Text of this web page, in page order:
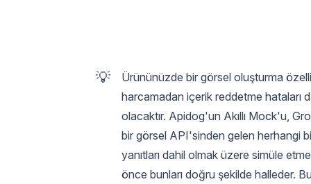
💡
Ürününüzde bir görsel oluşturma
harcamadan içerik reddetme hataları
olacaktır. Apidog'un Akıllı Mock'u,
bir görsel API'sinden gelen herhangi
yanıtları dahil olmak üzere simüle
önce bunları doğru şekilde halleder.